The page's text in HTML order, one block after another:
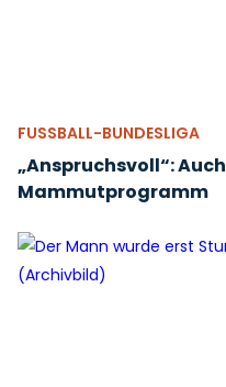
FUSSBALL-BUNDESLIGA
„Anspruchsvoll“:
Mammutprogramm